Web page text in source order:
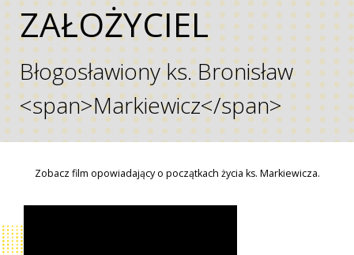
ZAŁOŻYCIEL
Błogosławionyks. Bronisław
<span>Markiewicz</span>
Zobacz film opowiadający o początkach życia ks. Markiewicza.